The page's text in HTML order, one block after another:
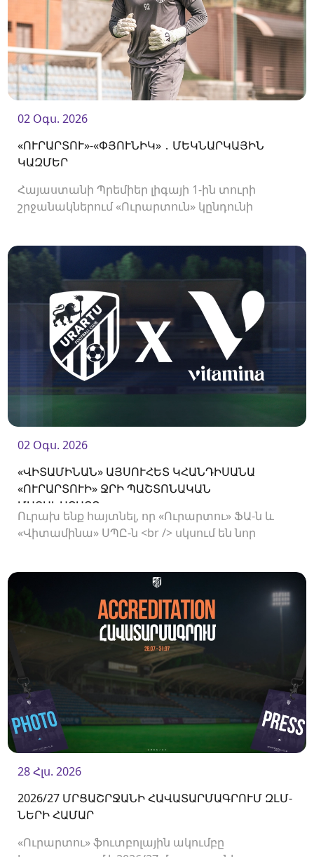
02 Օգս. 2026
«ՈՒՐԱՐՏՈՒ»-«ՓՅՈՒՆԻԿ» ․ ՄԵԿՆԱՐԿԱՅԻՆ
ԿԱԶՄԵՐ
Հայաստանի Պրեմիեր լիգայի 1-ին տուրի
շրջանակներում «Ուրարտուն» կընդունի
02 Օգս. 2026
«ՎԻՏԱՄԻՆԱՆ» ԱՅՍՈՒՀԵՏ ԿՀԱՆԴԻՍԱՆԱ
«ՈՒՐԱՐՏՈՒԻ» ՋՐԻ ՊԱՇՏՈՆԱԿԱՆ
ՄԱՏԱԿԱՐԱՐԸ
Ուրախ ենք հայտնել, որ «Ուրարտու» ՖԱ-ն և
«Վիտամինա» ՍՊԸ-ն <br /> սկսում են նոր
28 Հլս. 2026
2026/27 ՄՐՑԱՇՐՋԱՆԻ ՀԱՎԱՏԱՐՄԱԳՐՈՒՄ ԶԼՄ-
ՆԵՐԻ ՀԱՄԱՐ
«Ուրարտու» ֆուտբոլային ակումբը